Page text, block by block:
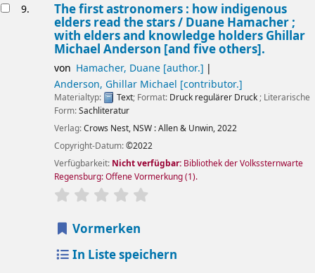
9. The first astronomers : how indigenous
elders read the stars / Duane Hamacher ;
with elders and knowledge holders Ghillar
Michael Anderson [and five others].
von Hamacher, Duane[author.]
Anderson, Ghillar Michael [contributor.]
Materialtyp: Text; Format: Druck regulärer Druck ; Literarische
Form:Sachliteratur
Verlag:Crows Nest, NSW :Allen & Unwin,2022
Copyright-Datum:©2022
Verfügbarkeit: Nicht verfügbar: Bibliothek der Volkssternwarte
Regensburg: Offene Vormerkung(1).
Sternchenbewertung
Vormerken
In Liste speichern